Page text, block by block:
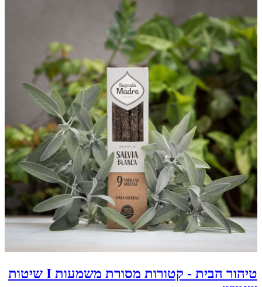
טיהור הבית - קטורות מסורת משמעות I שיטות